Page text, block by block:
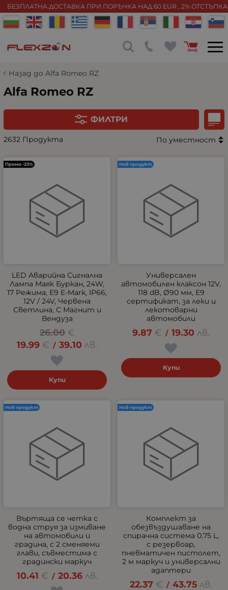
БЕЗПЛАТНА ДОСТАВКА ПРИ ПОРЪЧКА НАД 60 EUR , 2%
Назад до Alfa Romeo RZ
Alfa Romeo RZ
ФИЛТРИ
2632 Продукта По уместност
LED Аварийна Сигнална
Лампа Маяк Буркан, 24W,
17 Режима, E9 E-Mark, IP66,
12V / 24V, Червена
Светлина, С Магнит и
Вендуза
26.00 €
19.99 € / 39.10 лв.
Купи
Промо -23%
Универсален
автомобилен клаксон 12V,
118 dB, Ø90 мм, E9
сертификат, за леки и
лекотоварни
автомобили
9.87 € / 19.30 лв.
Купи
Нов продукт
Въртяща се четка с
водна струя за измиване
на автомобили и
градина, с 2 сменяеми
глави, съвместима с
градински маркуч
10.41 € / 20.36 лв.
Нов продукт
Комплект за
обезвъздушаване на
спирачна система 0.75 L,
с резервоар,
пневматичен пистолет,
2 м маркуч и универсални
адаптери
22.37 € / 43.75 лв.
Нов продукт